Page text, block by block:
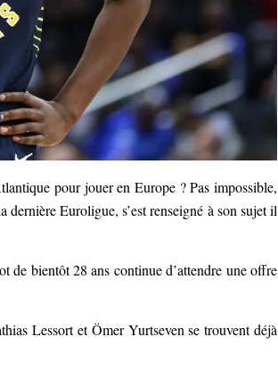
pour jouer en Europe ? Pas impossible,
Euroligue, s’est renseigné à son sujet il
de bientôt 28 ans continue d’attendre une offre
Lessort et Ömer Yurtseven se trouvent déjà